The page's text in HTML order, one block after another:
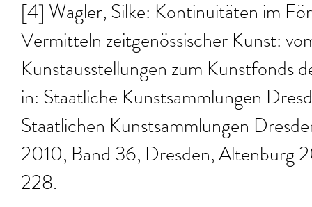
[4] Wagler, Silke: Kontinuitäten im
Vermitteln zeitgenössischer Kunst:
Kunstausstellungen zum Kunstfonds
in: Staatliche Kunstsammlungen
Staatlichen Kunstsammlungen
2010, Band 36, Dresden, Altenburg
228.